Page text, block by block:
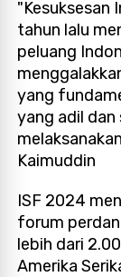
"Kesuksesan
tahun lalu
peluang
yang
yang adil
Kaimuddin
ISF 2024
forum
lebih dari
Amerika